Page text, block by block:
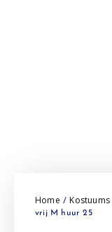
Home / Kostuums
vrij M huur 25